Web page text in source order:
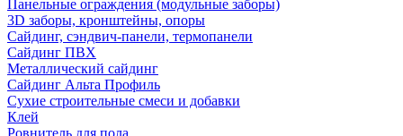
Панельные ограждения (модульные заборы)
3D заборы, кронштейны, опоры
Cайдинг, сэндвич-панели, термопанели
Сайдинг ПВХ
Металлический сайдинг
Сайдинг Альта Профиль
Сухие строительные смеси и добавки
Клей
Ровнитель для пола